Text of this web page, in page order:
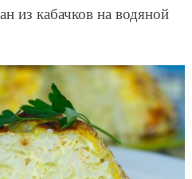
из кабачков на водяной